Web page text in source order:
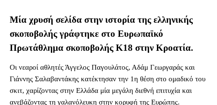
Μία χρυσή σελίδα στην ιστορία της ελληνικής
σκοποβολής γράφτηκε στο Ευρωπαϊκό
Πρωτάθλημα σκοποβολής Κ18 στην Κροατία.
Οι νεαροί αθλητές Άγγελος Παγουλάτος, Αδάμ Γεωργαράς και
Γιάννης Σαλαβαντάκης κατέκτησαν την 1η θέση στο ομαδικό του
σκιτ, χαρίζοντας στην Ελλάδα μία μεγάλη διεθνή επιτυχία και
ανεβάζοντας τη γαλανόλευκη στην κορυφή της Ευρώπης.